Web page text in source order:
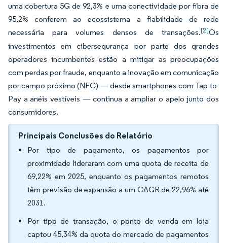
uma cobertura 5G de 92,3% e uma conectividade por fibra de
95,2% conferem ao ecossistema a fiabilidade de rede
necessária para volumes densos de transações.[2]Os
investimentos em cibersegurança por parte dos grandes
operadores incumbentes estão a mitigar as preocupações
com perdas por fraude, enquanto a inovação em comunicação
por campo próximo (NFC) — desde smartphones com Tap-to-
Pay a anéis vestíveis — continua a ampliar o apelo junto dos
consumidores.
Principais Conclusões do Relatório
Por tipo de pagamento, os pagamentos por
proximidade lideraram com uma quota de receita de
69,22% em 2025, enquanto os pagamentos remotos
têm previsão de expansão a um CAGR de 22,96% até
2031.
Por tipo de transação, o ponto de venda em loja
captou 45,34% da quota do mercado de pagamentos